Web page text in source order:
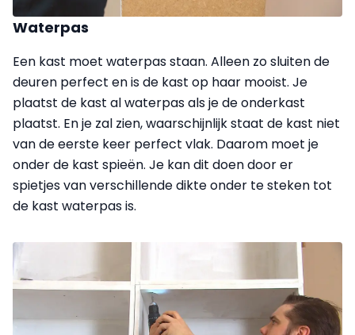
Waterpas
Een kast moet waterpas staan. Alleen zo sluiten de
deuren perfect en is de kast op haar mooist. Je
plaatst de kast al waterpas als je de onderkast
plaatst. En je zal zien, waarschijnlijk staat de kast niet
van de eerste keer perfect vlak. Daarom moet je
onder de kast spieën. Je kan dit doen door er
spietjes van verschillende dikte onder te steken tot
de kast waterpas is.